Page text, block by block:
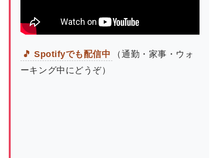
🎵 Spotifyでも配信中
（通勤・家事・ウォ
ーキング中にどうぞ）